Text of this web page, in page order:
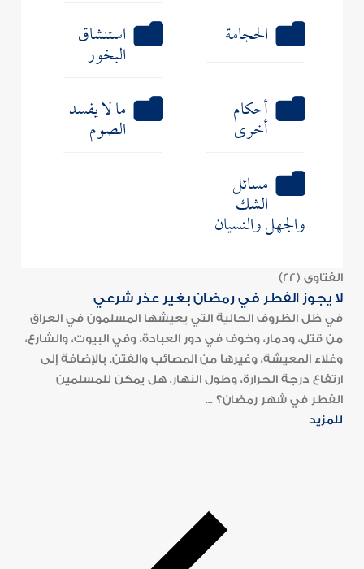
الحجامة
استنشاق
البخور
أحكام
أخرى
ما لا يفسد
الصوم
مسائل
الشك
والجهل والنسيان
الفتاوى (22)
لا يجوز الفطر في رمضان بغير عذر شرعي
في ظل الظروف الحالية التي يعيشها المسلمون في العراق
من قتل، ودمار، وخوف في دور العبادة، وفي البيوت، والشارع،
وغلاء المعيشة، وغيرها من المصائب والفتن. بالإضافة إلى
ارتفاع درجة الحرارة، وطول النهار. هل يمكن للمسلمين
الفطر في شهر رمضان؟ ...
للمزيد